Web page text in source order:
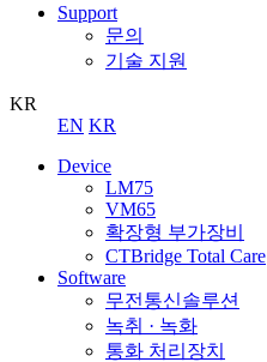
Support
문의
기술 지원
KR
EN KR
Device
LM75
VM65
확장형 부가장비
CTBridge Total Care
Software
무전통신솔루션
녹취 · 녹화
통화 처리장치